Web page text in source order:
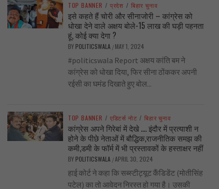
TOP BANNER / प्रदेश / बिहार चुनाव
इसे कहते हैं चोरी और सीनाजोरी – कांग्रेस को
धोखा देने वाले अक्षय बोले-15 लाख की घड़ी पहनता
हूं, कोई क्या देगा ?
BY POLITICSWALA / MAY 1, 2024
#politicswala Report अक्षय कांति बम ने
कांग्रेस को धोखा दिया, फिर सीना ठोंककर अपनी
रईसी का घमंड दिखाते हुए बोल...
TOP BANNER / एडिटर्स नोट / बिहार चुनाव
कांग्रेस अपने गिरेबां में देखे …. इंदौर में प्रत्याशी न
होने के पीछे नेताओं में बौद्धिक,राजनीतिक समझ की
कमी,डमी के फॉर्म में भी प्रस्तावकों के हस्ताक्षर नहीं
BY POLITICSWALA /APRIL 30, 2024
हाई कोर्ट ने कहा कि सब्स्टीट्यूट कैंडिडेंट (मोतीसिंह
पटेल) का तो आवेदन निरस्त हो गया है। उसकी